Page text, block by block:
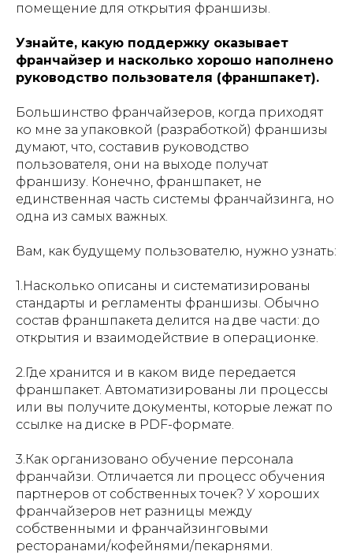
помещение для открытия франшизы.
Узнайте, какую поддержку оказывает
франчайзер и насколько хорошо наполнено
руководство пользователя (франшпакет).
Большинство франчайзеров, когда приходят
ко мне за упаковкой (разработкой) франшизы
думают, что, составив руководство
пользователя, они на выходе получат
франшизу. Конечно, франшпакет, не
единственная часть системы франчайзинга, но
одна из самых важных.
Вам, как будущему пользователю, нужно узнать:
1.Насколько описаны и систематизированы
стандарты и регламенты франшизы. Обычно
состав франшпакета делится на две части: до
открытия и взаимодействие в операционке.
2.Где хранится и в каком виде передается
франшпакет. Автоматизированы ли процессы
или вы получите документы, которые лежат по
ссылке на диске в PDF-формате.
3.Как организовано обучение персонала
франчайзи. Отличается ли процесс обучения
партнеров от собственных точек? У хороших
франчайзеров нет разницы между
собственными и франчайзинговыми
ресторанами/кофейнями/пекарнями.